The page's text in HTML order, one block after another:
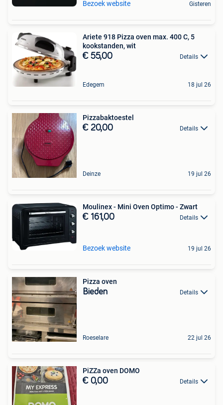
Bezoek website Gisteren
Ariete 918 Pizza oven max. 400 C, 5
kookstanden, wit
€ 55,00 Details
Edegem 18 jul 26
Pizzabaktoestel
€ 20,00 Details
Deinze 19 jul 26
Moulinex - Mini Oven Optimo - Zwart
€ 161,00 Details
Bezoek website 19 jul 26
Pizza oven
Bieden Details
Roeselare 22 jul 26
PiZZa oven DOMO
€ 0,00 Details